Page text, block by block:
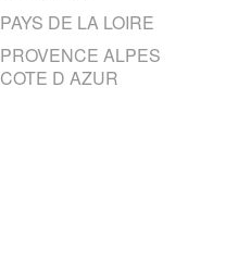
PAYS DE LA LOIRE
PROVENCE ALPES
COTE D AZUR